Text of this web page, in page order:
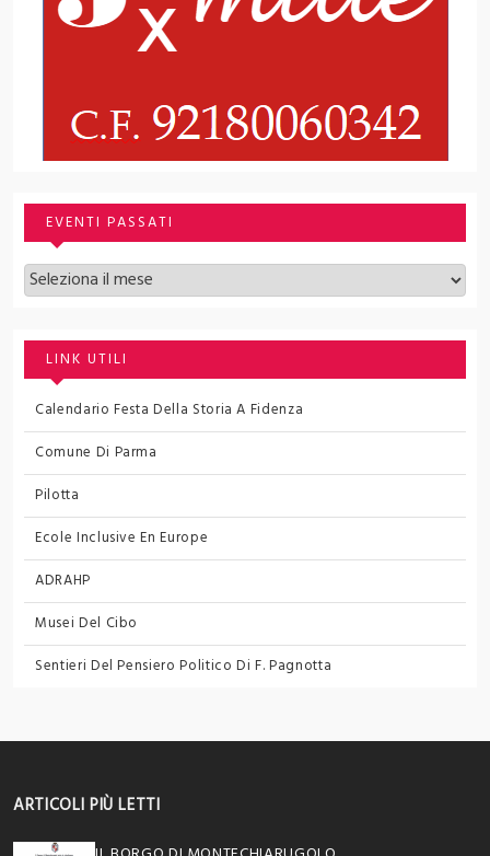
EVENTI PASSATI
Archivi
LINK UTILI
Calendario Festa Della Storia A Fidenza
Comune Di Parma
Pilotta
Ecole Inclusive En Europe
ADRAHP
Musei Del Cibo
Sentieri Del Pensiero Politico Di F. Pagnotta
ARTICOLI PIÙ LETTI